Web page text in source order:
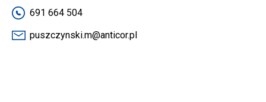
691 664 504
puszczynski.m@anticor.pl